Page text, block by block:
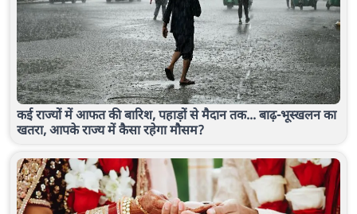
कई राज्यों में आफत की बारिश, पहाड़ों से मैदान तक... बाढ़-भूस्खलन का
खतरा, आपके राज्य में कैसा रहेगा मौसम?